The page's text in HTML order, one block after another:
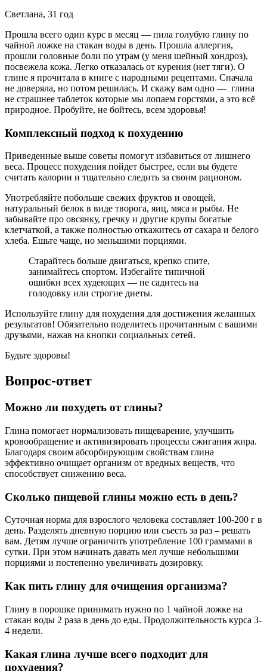
Светлана, 31 год
Прошла всего один курс в месяц — пила голубую глину по
чайной ложке на стакан воды в день. Прошла аллергия,
прошли головные боли по утрам (у меня шейный хондроз),
посвежела кожа. Легко отказалась от курения (нет тяги). О
глине я прочитала в книге с народными рецептами. Сначала
не доверяла, но потом решилась. И скажу вам одно — глина
не страшнее таблеток которые мы лопаем горстями, а это всё
природное. Пробуйте, не бойтесь, всем здоровья!
Комплексный подход к похудению
Приведенные выше советы помогут избавиться от лишнего
веса. Процесс похудения пойдет быстрее, если вы будете
считать калории и тщательно следить за своим рационом.
Употребляйте побольше свежих фруктов и овощей,
натуральный белок в виде творога, яиц, мяса и рыбы. Не
забывайте про овсянку, гречку и другие крупы богатые
клетчаткой, а также полностью откажитесь от сахара и белого
хлеба. Ешьте чаще, но меньшими порциями.
Старайтесь больше двигаться, крепко спите,
занимайтесь спортом. Избегайте типичной
ошибки всех худеющих — не садитесь на
голодовку или строгие диеты.
Используйте глину для похудения для достижения желанных
результатов! Обязательно поделитесь прочитанным с вашими
друзьями, нажав на кнопки социальных сетей.
Будьте здоровы!
Вопрос-ответ
Можно ли похудеть от глины?
Глина помогает нормализовать пищеварение, улучшить
кровообращение и активизировать процессы сжигания жира.
Благодаря своим абсорбирующим свойствам глина
эффективно очищает организм от вредных веществ, что
способствует снижению веса.
Сколько пищевой глины можно есть в день?
Суточная норма для взрослого человека составляет 100-200 г в
день. Разделять дневную порцию или съесть за раз – решать
вам. Детям лучше ограничить употребление 100 граммами в
сутки. При этом начинать давать мел лучше небольшими
порциями и постепенно увеличивать дозировку.
Как пить глину для очищения организма?
Глину в порошке принимать нужно по 1 чайной ложке на
стакан воды 2 раза в день до еды. Продолжительность курса 3-
4 недели.
Какая глина лучше всего подходит для
похудения?